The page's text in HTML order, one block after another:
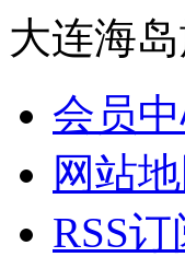
大连海
会员
网站
RSS订